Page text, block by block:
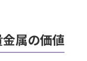
属の価値